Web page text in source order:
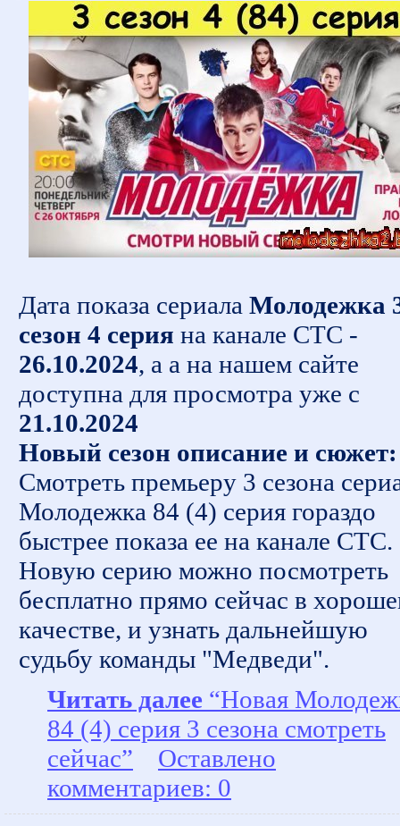
Дата показа сериала Молодежка
сезон 4 серия на канале СТС -
26.10.2024, а а на нашем сайте
доступна для просмотра уже с
21.10.2024
Новый сезон описание и сюжет:
Смотреть премьеру 3 сезона
Молодежка 84 (4) серия гораздо
быстрее показа ее на канале СТС.
Новую серию можно посмотреть
бесплатно прямо сейчас в
качестве, и узнать дальнейшую
судьбу команды "Медведи".
Читать далее “Новая
84 (4) серия 3 сезона смотреть
сейчас”
Оставлено
комментариев: 0